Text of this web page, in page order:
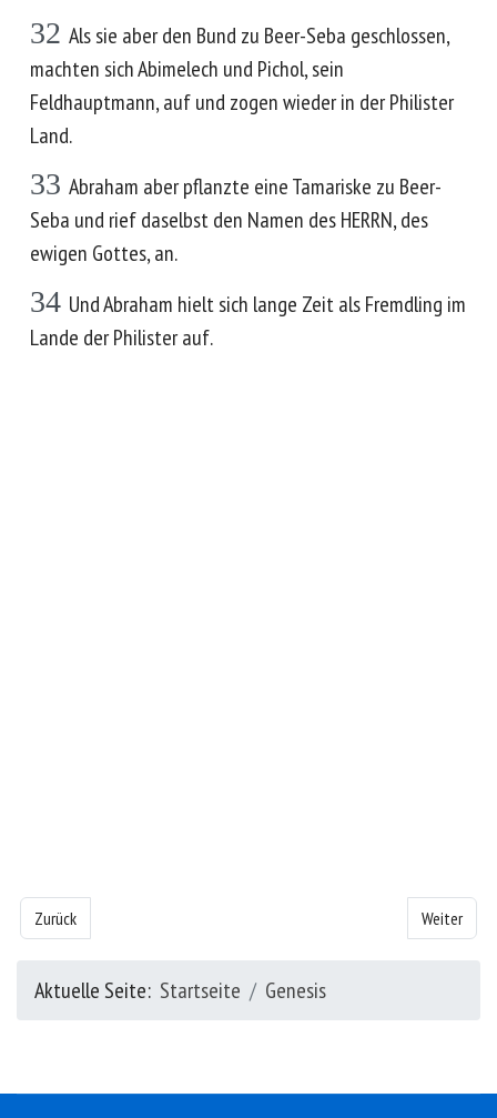
32 Als sie aber den Bund zu Beer-Seba geschlossen,
machten sich Abimelech und Pichol, sein
Feldhauptmann, auf und zogen wieder in der Philister
Land.
33 Abraham aber pflanzte eine Tamariske zu Beer-
Seba und rief daselbst den Namen des HERRN, des
ewigen Gottes, an.
34 Und Abraham hielt sich lange Zeit als Fremdling im
Lande der Philister auf.
Vorheriger Beitrag: Das Buch Genesis - Kapitel 20
Zurück Nächster
Weiter
Aktuelle Seite: Startseite Genesis